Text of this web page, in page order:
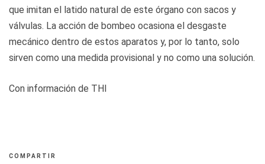
que imitan el latido natural de este órgano con sacos y
válvulas. La acción de bombeo ocasiona el desgaste
mecánico dentro de estos aparatos y, por lo tanto, solo
sirven como una medida provisional y no como una solución.
Con información de THI
COMPARTIR